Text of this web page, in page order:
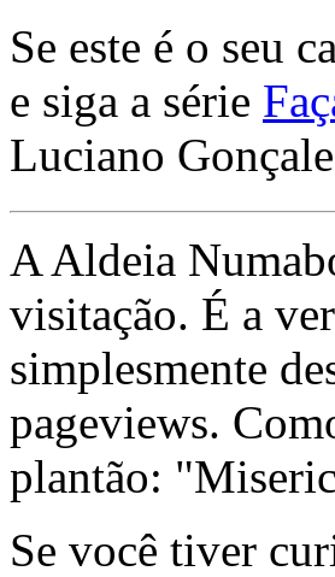
Se este é o seu
e siga a série
Luciano
A Aldeia
visitação. É a
simplesmente
pageviews.
plantão:
Se você tiver